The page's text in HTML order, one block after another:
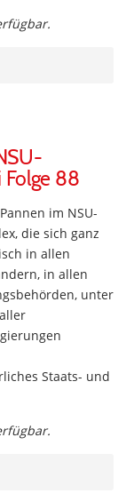
88
im NSU-
die sich ganz
in allen
in allen
unter
Staats- und